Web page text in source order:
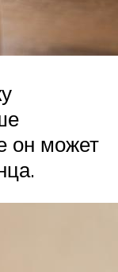
он может